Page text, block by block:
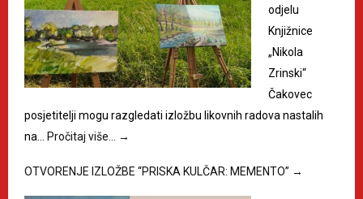
odjelu
Knjižnice
„Nikola
Zrinski“
Čakovec
posjetitelji mogu razgledati izložbu likovnih radova nastalih
na… Pročitaj više… →
OTVORENJE IZLOŽBE “PRISKA KULČAR: MEMENTO” →